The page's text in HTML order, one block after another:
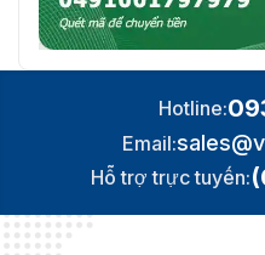
Hotline:
Email:
Hỗ trợ trực tuyến: